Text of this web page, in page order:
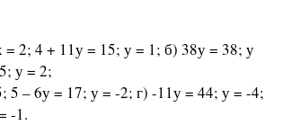
= 2; 4 + 11у = 15; у = 1; б) 38у = 38; у
у = 2;
5 – 6у = 17; у = -2; г) -11у = 44; у = -4;
-1.